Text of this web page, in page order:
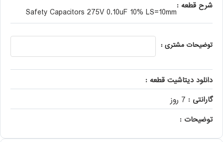
شرح قطعه :
Safety Capacitors 275V 0.10uF 10% LS=10mm
توضیحات مشتری :
دانلود دیتاشیت قطعه :
گارانتی : 7 روز
توضیحات :